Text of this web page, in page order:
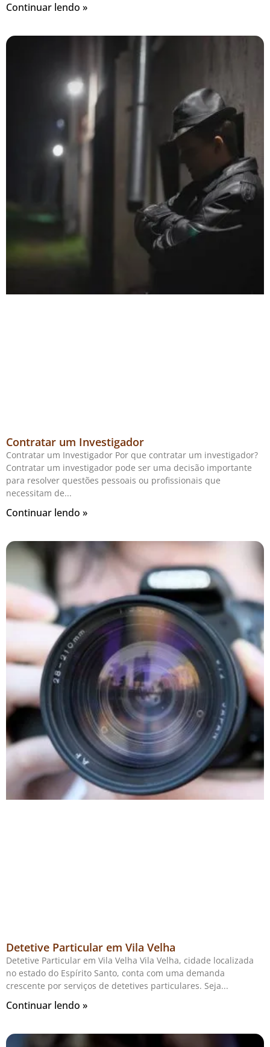
Continuar lendo »
Contratar um Investigador
Contratar um Investigador Por que contratar um investigador?
Contratar um investigador pode ser uma decisão importante
para resolver questões pessoais ou profissionais que
necessitam de
Continuar lendo »
Detetive Particular em Vila Velha
Detetive Particular em Vila Velha Vila Velha, cidade localizada
no estado do Espírito Santo, conta com uma demanda
crescente por serviços de detetives particulares. Seja
Continuar lendo »